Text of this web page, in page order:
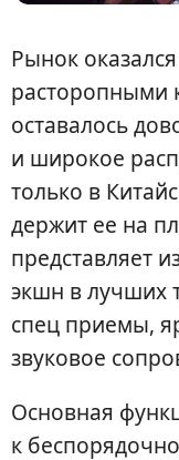
Рынок
расторопными
оставалось
и широкое
только в
держит ее на
представляет
экшн в лучших
спец приемы,
звуковое
Основная
к